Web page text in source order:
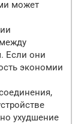
может
Если они
экономии
ухудшение